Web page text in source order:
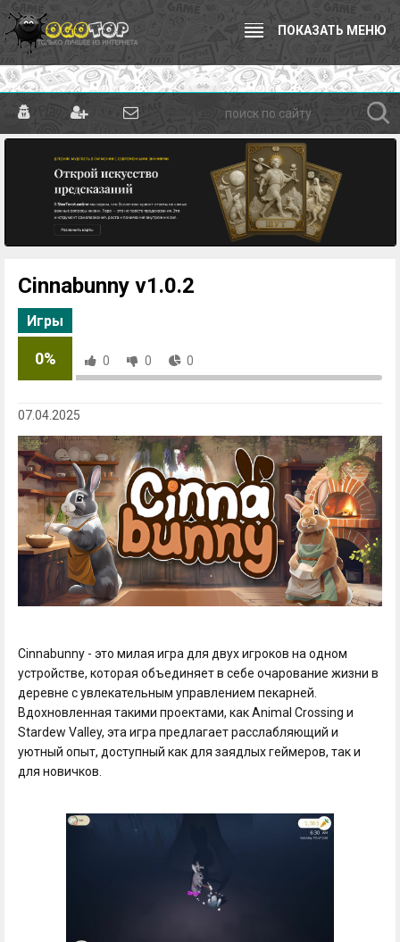
ПОКАЗАТЬ МЕНЮ
Cinnabunny v1.0.2
Игры
0% 0 0 0
07.04.2025
Cinnabunny - это милая игра для двух игроков на одном
устройстве, которая объединяет в себе очарование жизни в
деревне с увлекательным управлением пекарней.
Вдохновленная такими проектами, как Animal Crossing и
Stardew Valley, эта игра предлагает расслабляющий и
уютный опыт, доступный как для заядлых геймеров, так и
для новичков.